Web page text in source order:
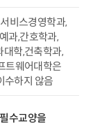
비스경영학과,
과,간호학과,
대학,건축학과,
트웨어대학은
수하지 않음
수교양을